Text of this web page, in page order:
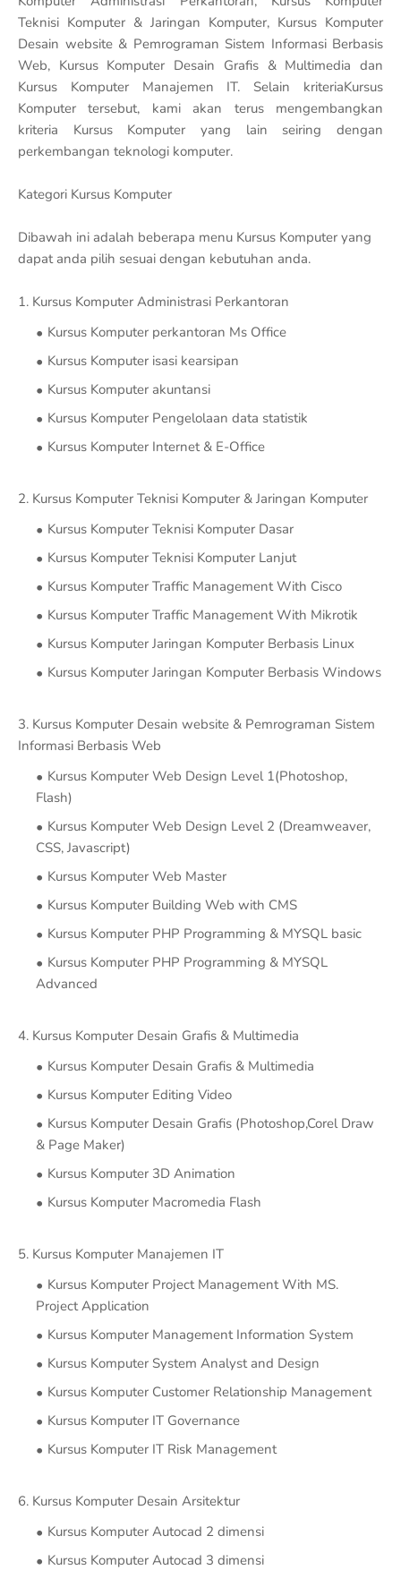
Teknisi Komputer & Jaringan Komputer, Kursus Komputer
Desain website & Pemrograman Sistem Informasi Berbasis
Web, Kursus Komputer Desain Grafis & Multimedia dan
Kursus Komputer Manajemen IT. Selain kriteriaKursus
Komputer tersebut, kami akan terus mengembangkan
kriteria Kursus Komputer yang lain seiring dengan
perkembangan teknologi komputer.
Kategori Kursus Komputer
Dibawah ini adalah beberapa menu Kursus Komputer yang
dapat anda pilih sesuai dengan kebutuhan anda.
1. Kursus Komputer Administrasi Perkantoran
Kursus Komputer perkantoran Ms Office
Kursus Komputer isasi kearsipan
Kursus Komputer akuntansi
Kursus Komputer Pengelolaan data statistik
Kursus Komputer Internet & E-Office
2. Kursus Komputer Teknisi Komputer & Jaringan Komputer
Kursus Komputer Teknisi Komputer Dasar
Kursus Komputer Teknisi Komputer Lanjut
Kursus Komputer Traffic Management With Cisco
Kursus Komputer Traffic Management With Mikrotik
Kursus Komputer Jaringan Komputer Berbasis Linux
Kursus Komputer Jaringan Komputer Berbasis Windows
3. Kursus Komputer Desain website & Pemrograman Sistem
Informasi Berbasis Web
Kursus Komputer Web Design Level 1(Photoshop,
Flash)
Kursus Komputer Web Design Level 2 (Dreamweaver,
CSS, Javascript)
Kursus Komputer Web Master
Kursus Komputer Building Web with CMS
Kursus Komputer PHP Programming & MYSQL basic
Kursus Komputer PHP Programming & MYSQL
Advanced
4. Kursus Komputer Desain Grafis & Multimedia
Kursus Komputer Desain Grafis & Multimedia
Kursus Komputer Editing Video
Kursus Komputer Desain Grafis (Photoshop,Corel Draw
& Page Maker)
Kursus Komputer 3D Animation
Kursus Komputer Macromedia Flash
5. Kursus Komputer Manajemen IT
Kursus Komputer Project Management With MS.
Project Application
Kursus Komputer Management Information System
Kursus Komputer System Analyst and Design
Kursus Komputer Customer Relationship Management
Kursus Komputer IT Governance
Kursus Komputer IT Risk Management
6. Kursus Komputer Desain Arsitektur
Kursus Komputer Autocad 2 dimensi
Kursus Komputer Autocad 3 dimensi